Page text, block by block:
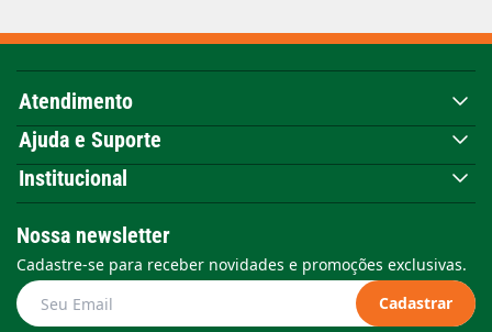
Atendimento
Ajuda e Suporte
Institucional
Nossa newsletter
Cadastre-se para receber novidades e promoções exclusivas.
Cadastrar